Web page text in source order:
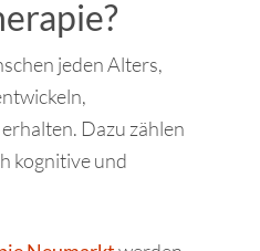
jeden Alters,
Dazu zählen
kognitive und